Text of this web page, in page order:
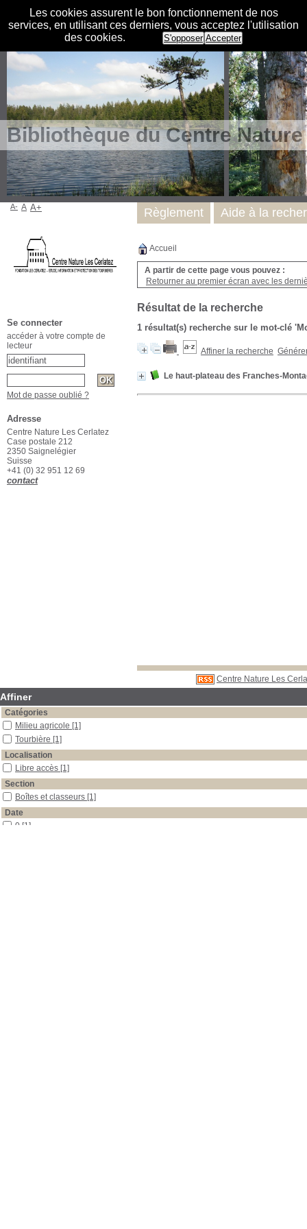
Les cookies assurent le bon fonctionnement de nos
services, en utilisant ces derniers, vous acceptez l'utilisation
des cookies.
S'opposer Accepter
Bibliothèque du Centre
Accueil
A partir de cette page vous pouvez :
Retourner au premier écran avec les
Résultat de la recherche
1 résultat(s) recherche sur le mot-clé
Affiner la recherche
Le haut-plateau des Franches-
Centre Nature Les
Règlement Aide à la
A- A A+
Se connecter
accéder à votre compte de
lecteur
Mot de passe oublié ?
Adresse
Centre Nature Les Cerlatez
Case postale 212
2350 Saignelégier
Suisse
+41 (0) 32 951 12 69
contact
Affiner
Catégories
Milieu agricole [1]
Tourbière [1]
Localisation
Libre accès [1]
Section
Boîtes et classeurs [1]
Date
0 [1]